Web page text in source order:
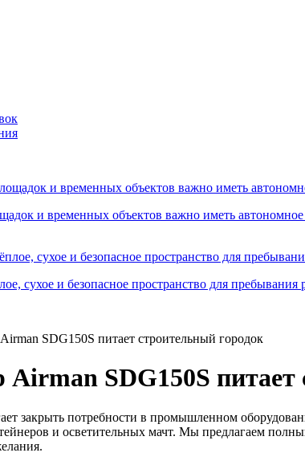
и временных объектов важно иметь
сухое и безопасное пространство для пребывания
SDG150S питает строительный городок
Airman SDG150S
закрыть потребности в промышленном
и осветительных мачт. Мы предлагаем